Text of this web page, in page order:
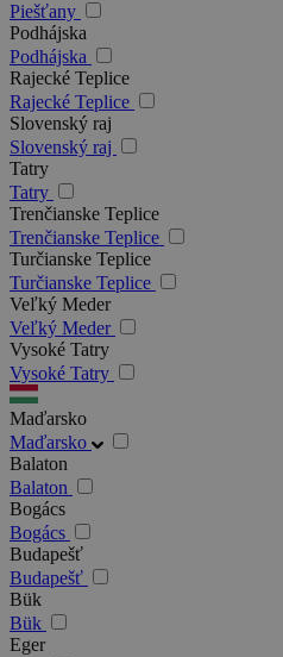
Piešťany
Podhájska
Podhájska
Rajecké Teplice
Rajecké Teplice
Slovenský raj
Slovenský raj
Tatry
Tatry
Trenčianske Teplice
Trenčianske Teplice
Turčianske Teplice
Turčianske Teplice
Veľký Meder
Veľký Meder
Vysoké Tatry
Vysoké Tatry
Maďarsko
Maďarsko
Balaton
Balaton
Bogács
Bogács
Budapešť
Budapešť
Bük
Bük
Eger